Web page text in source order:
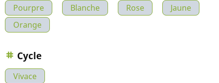
Pourpre Blanche Rose
Jaune
Orange
Cycle
Vivace